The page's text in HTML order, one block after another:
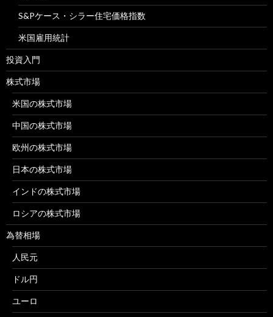
S&Pケース・シラー住宅価格指数
米国雇用統計
投資入門
株式市場
米国の株式市場
中国の株式市場
欧州の株式市場
日本の株式市場
インドの株式市場
ロシアの株式市場
為替相場
人民元
ドル円
ユーロ